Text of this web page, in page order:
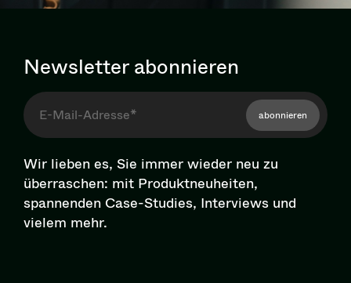
Newsletter abonnieren
abonnieren
Wir lieben es, Sie immer wieder neu zu
überraschen: mit Pro­dukt­neu­hei­ten,
spannenden Case-Studies, Interviews und
vielem mehr.